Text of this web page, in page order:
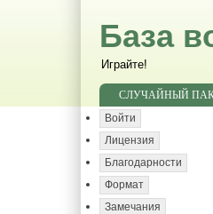
База
Играйте!
СЛУЧАЙНЫЙ
Войти
Лицензия
Благодарности
Формат
Замечания